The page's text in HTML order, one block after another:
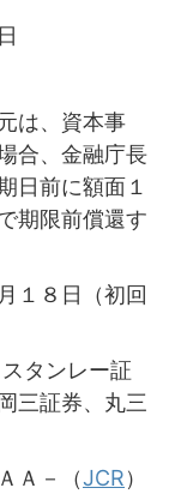
は、資本事
合、金融庁長
日前に額面１
期限前償還す
１８日（初回
タンレー証
三証券、丸三
Ａ－（JCR）